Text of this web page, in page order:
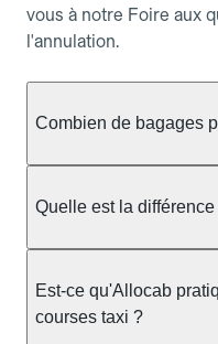
vous à notre Foire aux
l'annulation.
Combien de bagages
taxi berline accueille
ou nombreux,
au chauffeur" lors de
pas impacté par le
Quelle est la
prendre en charge
station ou sur
Est-ce qu'Allocab
courses taxi ?